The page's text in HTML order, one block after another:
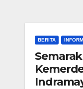
BERITA